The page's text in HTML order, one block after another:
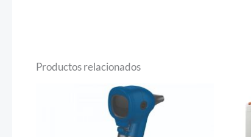
Productos relacionados